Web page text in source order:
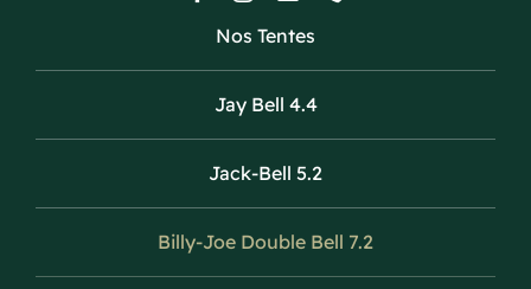
Nos Tentes
Jay Bell 4.4
Jack-Bell 5.2
Billy-Joe Double Bell 7.2